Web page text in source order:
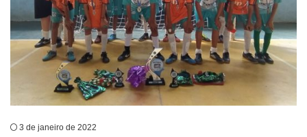
3 de janeiro de 2022